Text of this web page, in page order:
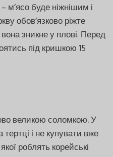
буде ніжнішим і
обов’язково ріжте
зникне у плові. Перед
під кришкою 15
великою соломкою. У
і не купувати вже
роблять корейські